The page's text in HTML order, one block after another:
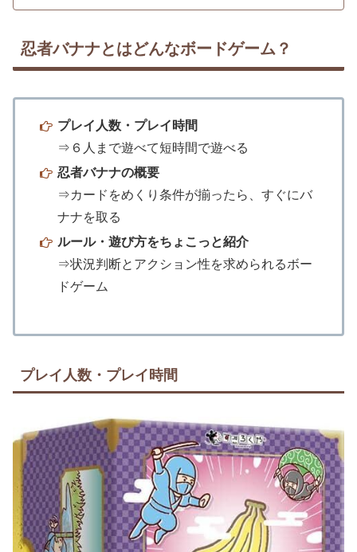
忍者バナナとはどんなボードゲーム？
プレイ人数・プレイ時間
⇒６人まで遊べて短時間で遊べる
忍者バナナの概要
⇒カードをめくり条件が揃ったら、すぐにバ
ナナを取る
ルール・遊び方をちょこっと紹介
⇒状況判断とアクション性を求められるボー
ドゲーム
プレイ人数・プレイ時間